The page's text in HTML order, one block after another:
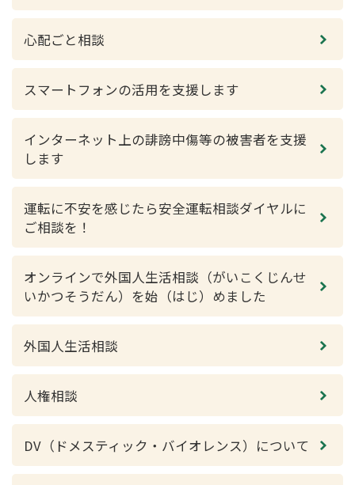
心配ごと相談
スマートフォンの活用を支援します
インターネット上の誹謗中傷等の被害者を支援
します
運転に不安を感じたら安全運転相談ダイヤルに
ご相談を！
オンラインで外国人生活相談（がいこくじんせ
いかつそうだん）を始（はじ）めました
外国人生活相談
人権相談
DV（ドメスティック・バイオレンス）について